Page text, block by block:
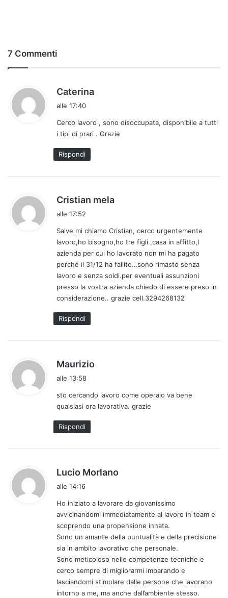
7 Commenti
Caterina
e
t
alle 17:40
Cerco lavoro , sono disoccupata, disponibile a tutti
i tipi di orari . Grazie
Rispondi
Cristian mela
e
t
o
:
alle 17:52
Salve mi chiamo Cristian, cerco urgentemente
lavoro,ho bisogno,ho tre figli ,casa in affitto,l
azienda per cui ho lavorato non mi ha pagato
perché il 31/12 ha fallito…sono rimasto senza
lavoro e senza soldi.per eventuali assunzioni
presso la vostra azienda chiedo di essere preso in
considerazione.. grazie cell.3294268132
Rispondi
Maurizio
e
t
alle 13:58
sto cercando lavoro come operaio va bene
qualsiasi ora lavorativa. grazie
Rispondi
Lucio Morlano
e
t
t
o
:
alle 14:16
Ho iniziato a lavorare da giovanissimo
avvicinandomi immediatamente al lavoro in team e
scoprendo una propensione innata.
Sono un amante della puntualità e della precisione
sia in ambito lavorativo che personale.
Sono meticoloso nelle competenze tecniche e
cerco sempre di migliorarmi imparando e
lasciandomi stimolare dalle persone che lavorano
intorno a me, ma anche dall’ambiente stesso.